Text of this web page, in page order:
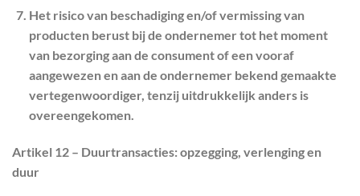
Het risico van beschadiging en/of vermissing van
producten berust bij de ondernemer tot het moment
van bezorging aan de consument of een vooraf
aangewezen en aan de ondernemer bekend gemaakte
vertegenwoordiger, tenzij uitdrukkelijk anders is
overeengekomen.
Artikel 12 – Duurtransacties: opzegging, verlenging en
duur